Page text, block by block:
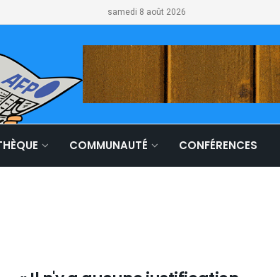
samedi 8 août 2026
COMMUNAUTÉ CONFÉRENCES